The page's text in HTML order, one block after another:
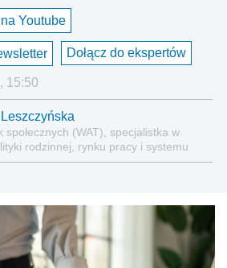
Youtube
Dołącz do ekspertów
15:50
społecznych (WAT), specjalistka w
rodzinnej, rynku pracy i systemu
społecznego.